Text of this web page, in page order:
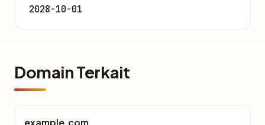
2028-10-01
Domain Terkait
example.com